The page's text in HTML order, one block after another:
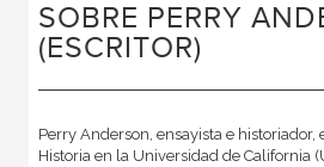
SOBRE PERRY
(ESCRITOR)
Perry Anderson, ensayista e historiador,
Historia en la Universidad de California